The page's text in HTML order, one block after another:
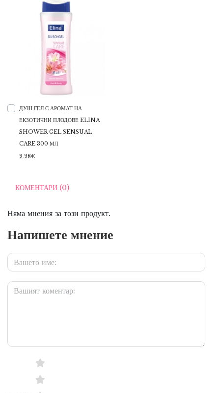
ДУШ ГЕЛ С АРОМАТ НА
ЕКЗОТИЧНИ ПЛОДОВЕ ELINA
SHOWER GEL SENSUAL
CARE 300 МЛ
2.28€
КОМЕНТАРИ (0)
Няма мнения за този продукт.
Напишете мнение